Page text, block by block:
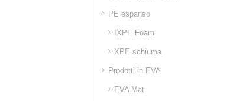
PE espanso
IXPE Foam
XPE schiuma
Prodotti in EVA
EVA Mat